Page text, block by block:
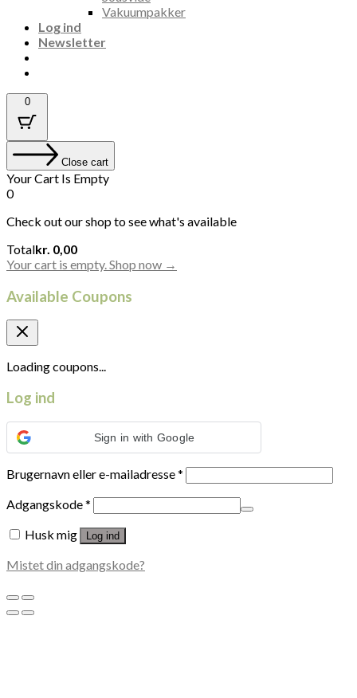
Vakuumpakker
Log ind
Newsletter
0
Close cart
Your Cart Is Empty
0
Check out our shop to see what's available
Cart
Total:
Totalkr. 0,00
Your cart is empty. Shop now →
Available Coupons
Loading coupons...
Log ind
Sign in with Google
Brugernavn eller e-mailadresse*
Adgangskode*
Husk mig
Log ind
Mistet din adgangskode?